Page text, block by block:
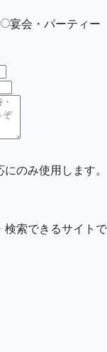
宴会・パーティー
のみ使用します。
検索できるサイトで